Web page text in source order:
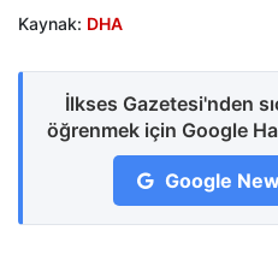
Kaynak: DHA
İlkses Gazetesi'nden
öğrenmek için Google
Google